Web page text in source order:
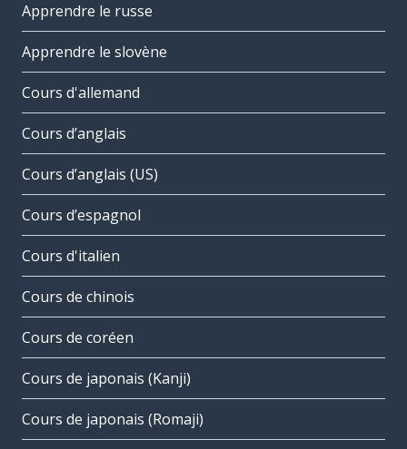
Apprendre le russe
Apprendre le slovène
Cours d'allemand
Cours d’anglais
Cours d’anglais (US)
Cours d’espagnol
Cours d'italien
Cours de chinois
Cours de coréen
Cours de japonais (Kanji)
Cours de japonais (Romaji)